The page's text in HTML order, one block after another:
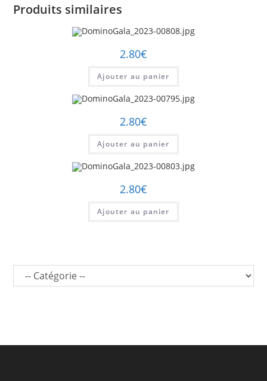
Produits similaires
2.80€
Ajouter au panier
2.80€
Ajouter au panier
2.80€
Ajouter au panier